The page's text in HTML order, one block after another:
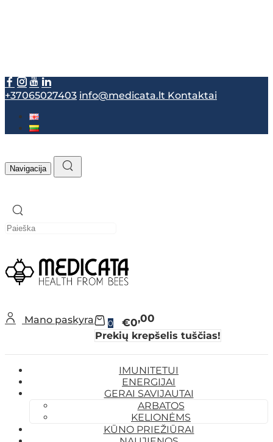
+37065027403 info@medicata.lt Kontaktai
Navigacija
Mano paskyra 0 €0 00
Prekių krepšelis tuščias!
IMUNITETUI
ENERGIJAI
GERAI SAVIJAUTAI
ARBATOS
KELIONĖMS
KŪNO PRIEŽIŪRAI